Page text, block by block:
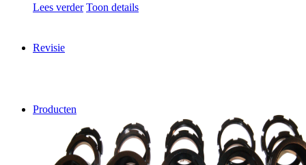
Revisie
Producten
Lees verder Toon details